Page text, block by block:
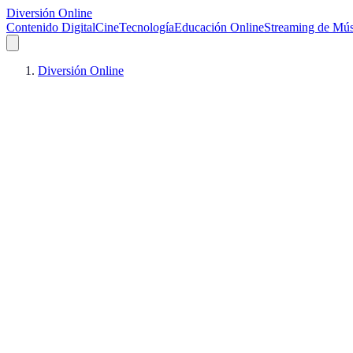
Diversión Online
Contenido DigitalCineTecnologíaEducación OnlineStreaming de
Diversión Online